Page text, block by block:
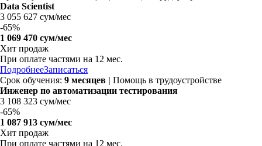
Data Scientist
3 055 627 сум/мес
-65%
1 069 470 сум/мес
Хит продаж
При оплате частями на 12 мес.
ПодробнееЗаписаться
Срок обучения: 9 месяцев | Помощь в трудоустройстве
Инженер по автоматизации тестирования
3 108 323 сум/мес
-65%
1 087 913 сум/мес
Хит продаж
При оплате частями на 12 мес.